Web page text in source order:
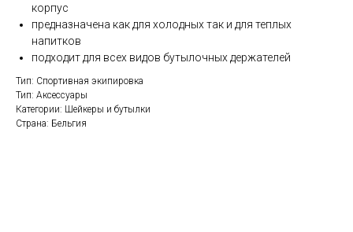
корпус
предназначена как для холодных так и для теплых
напитков
подходит для всех видов бутылочных держателей
Тип: Спортивная экипировка
Тип: Аксессуары
Категории: Шейкеры и бутылки
Страна: Бельгия